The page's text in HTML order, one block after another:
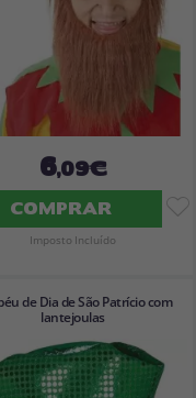
6,09€
COMPRAR
Imposto Incluído
de Dia de São Patrício com
lantejoulas